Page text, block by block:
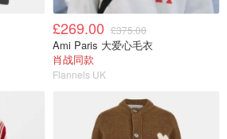
£269.00 £375.00
Ami Paris 大爱心毛衣
肖战同款
Flannels UK